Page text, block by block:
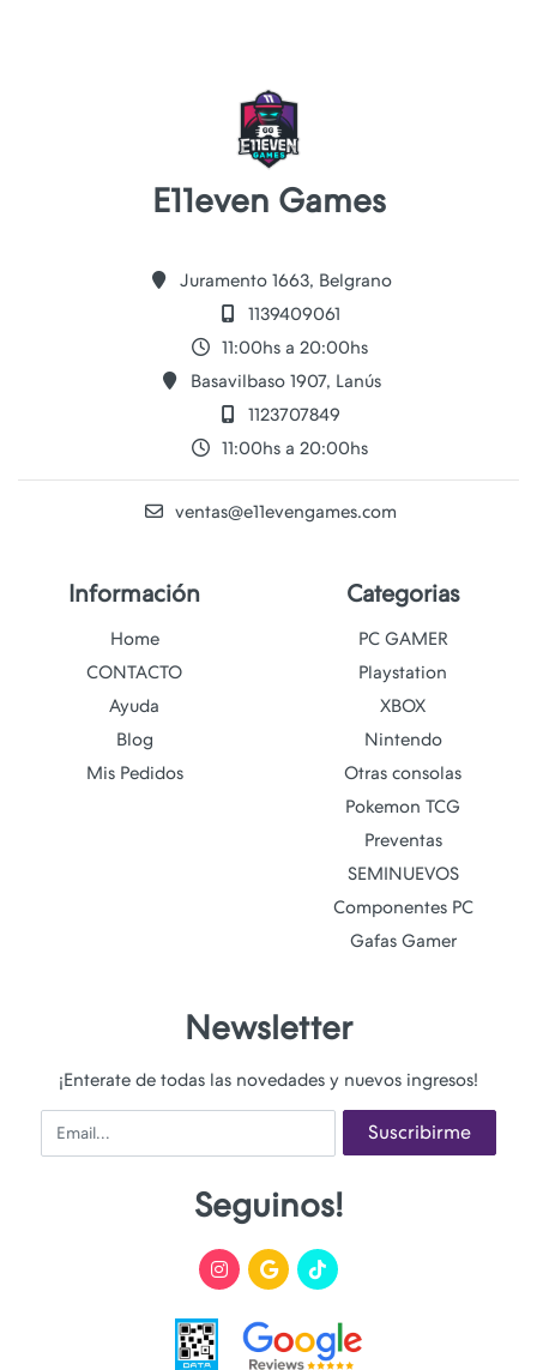
E11even Games
Juramento 1663, Belgrano
1139409061
11:00hs a 20:00hs
Basavilbaso 1907, Lanús
1123707849
11:00hs a 20:00hs
ventas@e11evengames.com
Información
Home
CONTACTO
Ayuda
Blog
Mis Pedidos
Categorias
PC GAMER
Playstation
XBOX
Nintendo
Otras consolas
Pokemon TCG
Preventas
SEMINUEVOS
Componentes PC
Gafas Gamer
Newsletter
¡Enterate de todas las novedades y nuevos ingresos!
Email Suscribirme
Seguinos!